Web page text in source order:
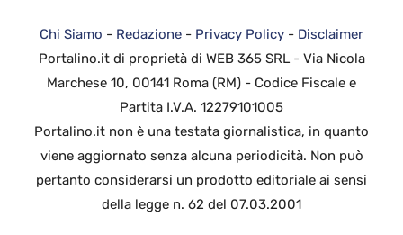
Chi Siamo - Redazione - Privacy Policy - Disclaimer
Portalino.it di proprietà di WEB 365 SRL - Via Nicola
Marchese 10, 00141 Roma (RM) - Codice Fiscale e
Partita I.V.A. 12279101005
Portalino.it non è una testata giornalistica, in quanto
viene aggiornato senza alcuna periodicità. Non può
pertanto considerarsi un prodotto editoriale ai sensi
della legge n. 62 del 07.03.2001